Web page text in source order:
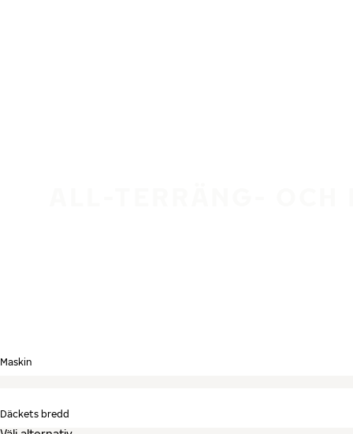
Hoppa över sökning och gå till däcklistan
Maskin
Däckets bredd